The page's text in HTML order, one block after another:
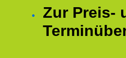
Zur Preis-